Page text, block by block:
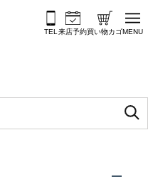
TEL 来店予約買い物カゴMENU